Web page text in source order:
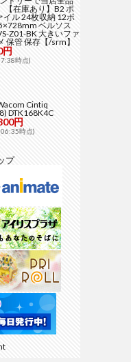
【在庫あり】B2 ポ
イル 24枚収納 12ポ
ベルソス
Z01-BK 大きいファ
保管 保存【/srm】
円
時点)
Cintiq
DTK168K4C
円
時点)
プ